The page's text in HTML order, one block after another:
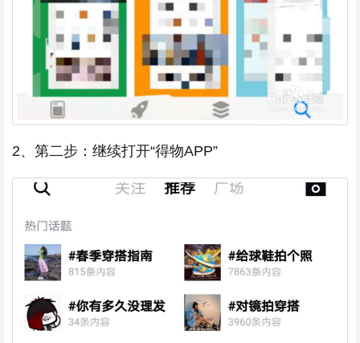
2、第二步：继续打开“得物APP”